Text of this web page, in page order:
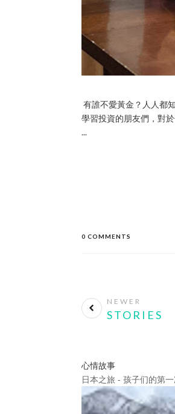
有誰不愛黃金？人人都
學習投資的朋友們，對
...
0 COMMENTS
NEWER
STORIES
心情故事
日本之旅 - 孩子们的第